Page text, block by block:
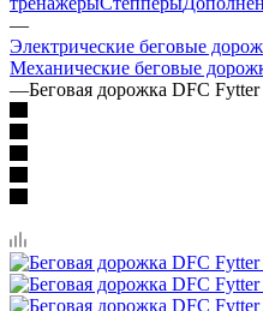
—
Электрические беговые
Механические беговые
—Беговая дорожка DFC